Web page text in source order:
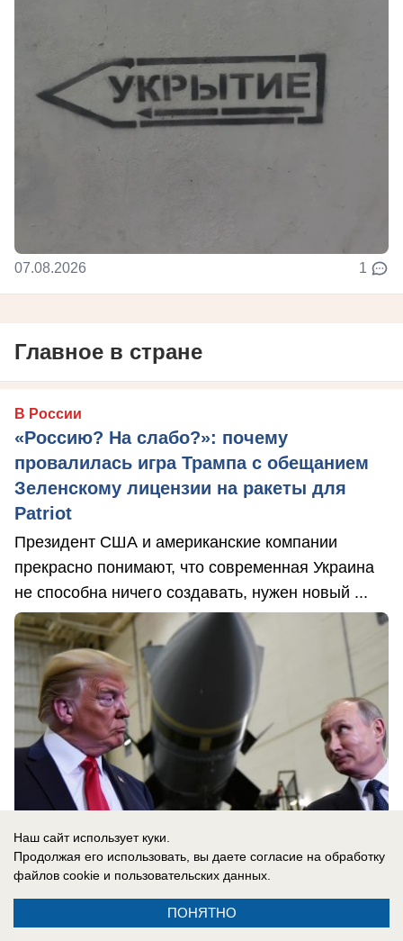
07.08.2026 1
Главное в стране
В России
«Россию? На слабо?»: почему
провалилась игра Трампа с обещанием
Зеленскому лицензии на ракеты для
Patriot
Президент США и американские компании
прекрасно понимают, что современная Украина
не способна ничего создавать, нужен новый ...
Наш сайт использует куки.
Продолжая его использовать, вы даете согласие на обработку
файлов cookie и пользовательских данных.
ПОНЯТНО